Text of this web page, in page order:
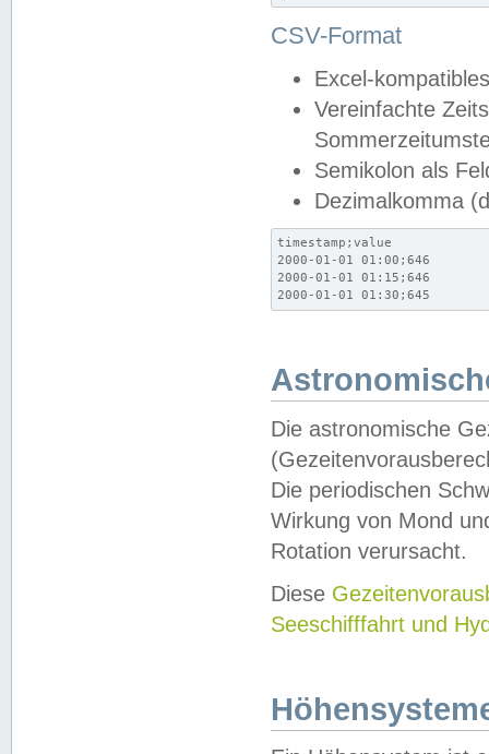
CSV-Format
Excel-
Vereinfachte
Semikolon als
Dezimalkomma
timestamp;value
2000-01-01 01:00;646
2000-01-01 01:15;646
2000-01-01 01:30;645
Die astronomische
Die periodischen
Wirkung von Mond
Rotation verursacht.
Diese
Seeschifffahrt und